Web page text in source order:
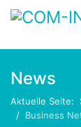
News
Aktuelle Seite:
Business